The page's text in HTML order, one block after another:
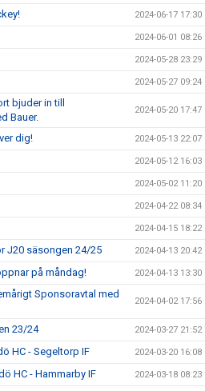
2024-06-17 17:30
2024-06-01 08:26
2024-05-28 23:29
2024-05-27 09:24
bjuder in till
Bauer.
2024-05-20 17:47
dig! 2024-05-13 22:07
2024-05-12 16:03
2024-05-02 11:20
2024-04-22 08:34
2024-04-15 18:22
J20 säsongen 24/25 2024-04-13 20:42
på måndag! 2024-04-13 13:30
Sponsoravtal med
2024-04-02 17:56
23/24 2024-03-27 21:52
HC - Segeltorp IF 2024-03-20 16:08
HC - Hammarby IF 2024-03-18 08:23